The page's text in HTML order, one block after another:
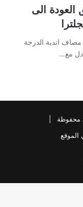
الى
اندية الدرجة
مع…
الموقع